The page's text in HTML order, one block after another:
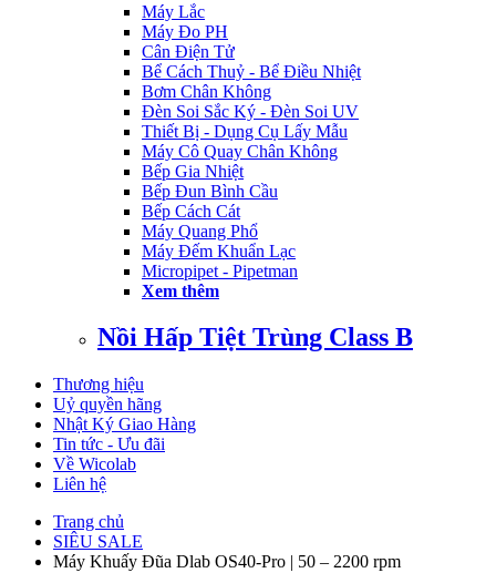
Máy Lắc
Máy Đo PH
Cân Điện Tử
Bể Cách Thuỷ - Bể Điều Nhiệt
Bơm Chân Không
Đèn Soi Sắc Ký - Đèn Soi UV
Thiết Bị - Dụng Cụ Lấy Mẫu
Máy Cô Quay Chân Không
Bếp Gia Nhiệt
Bếp Đun Bình Cầu
Bếp Cách Cát
Máy Quang Phổ
Máy Đếm Khuẩn Lạc
Micropipet - Pipetman
Xem thêm
Nồi Hấp Tiệt Trùng Class B
Thương hiệu
Uỷ quyền hãng
Nhật Ký Giao Hàng
Tin tức - Ưu đãi
Về Wicolab
Liên hệ
Trang chủ
SIÊU SALE
Máy Khuấy Đũa Dlab OS40-Pro | 50 – 2200 rpm